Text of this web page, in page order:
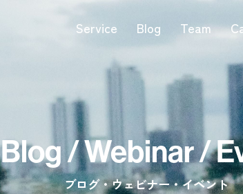
Service Blog Team
Blog / Webinar /
ブログ・ウェビナー・イベント